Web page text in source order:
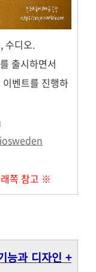
수디오.
출시하면서
벤트를 진행하
쪽 참고 ※
능과 디자인 +